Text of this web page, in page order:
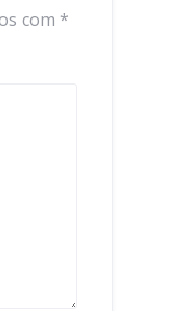
com *